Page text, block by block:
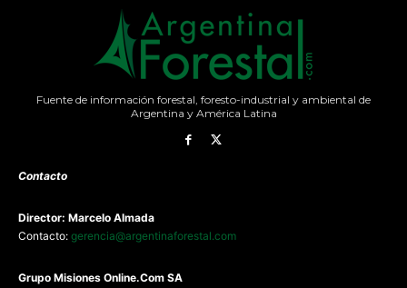
Fuente de información forestal, foresto-industrial y ambiental de
Argentina y América Latina
Contacto
Director: Marcelo Almada
Contacto: gerencia@argentinaforestal.com
Grupo Misiones Online.Com SA